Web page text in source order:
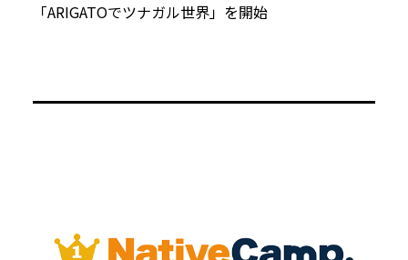
「ARIGATOでツナガル世界」を開始